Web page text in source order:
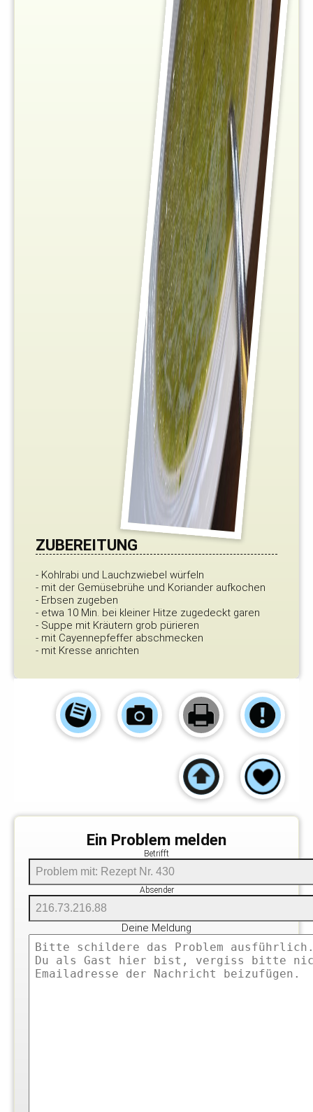
ZUBEREITUNG
- Kohlrabi und Lauchzwiebel würfeln
- mit der Gemüsebrühe und Koriander aufkochen
- Erbsen zugeben
- etwa 10 Min. bei kleiner Hitze zugedeckt garen
- Suppe mit Kräutern grob pürieren
- mit Cayennepfeffer abschmecken
- mit Kresse anrichten
Ein Problem melden
Betrifft
Absender
Deine Meldung